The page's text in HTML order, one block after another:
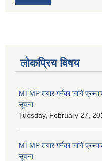
लोकप्रिय विषय
MTMP तयार गर्नका लागि
सूचना
Tuesday, February 27,
MTMP तयार गर्नका लागि
सूचना